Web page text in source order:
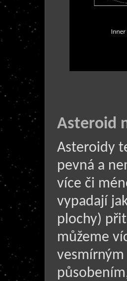
Asteroid
Asteroidy
pevná a
více či
vypadají
plochy)
můžeme